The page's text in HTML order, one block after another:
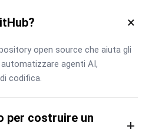
×
open source che aiuta gli
agenti AI,
codifica.
per costruire un